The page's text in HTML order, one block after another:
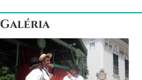
Galéria